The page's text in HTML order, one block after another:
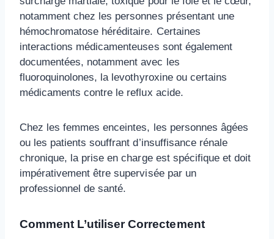
notamment chez les personnes présentant une
hémochromatose héréditaire. Certaines
interactions médicamenteuses sont également
documentées, notamment avec les
fluoroquinolones, la levothyroxine ou certains
médicaments contre le reflux acide.
Chez les femmes enceintes, les personnes âgées
ou les patients souffrant d’insuffisance rénale
chronique, la prise en charge est spécifique et doit
impérativement être supervisée par un
professionnel de santé.
Comment L’utiliser Correctement